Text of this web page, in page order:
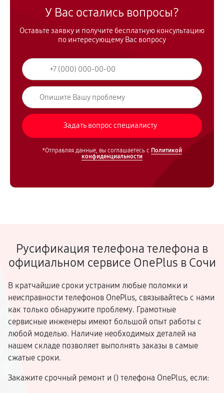
У Вас остались вопросы?
Оставьте заявку и получите бесплатную консультацию
по интересующему Вас вопросу
*Отправляя данные, вы соглашаетесь с Политикой
конфиденциальности
Русификация телефона телефона в
официальном сервисе OnePlus в Сочи
В кратчайшие сроки устраним любые поломки и
неисправности телефонов OnePlus, связывайтесь с нами
как только обнаружите проблему. Грамотные
сервисные инженеры имеют большой опыт работы с
любой моделью. Наличие необходимых деталей на
нашем складе позволяет выполнять заказы в самые
сжатые сроки.
Закажите срочный ремонт и () телефона OnePlus, если: